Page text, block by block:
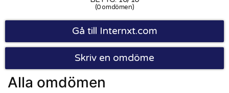
(0 omdömen)
Gå till Internxt.com
Skriv en omdöme
Alla omdömen